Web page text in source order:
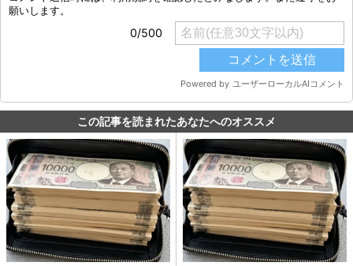
この記事を読まれたあなたへのオススメ